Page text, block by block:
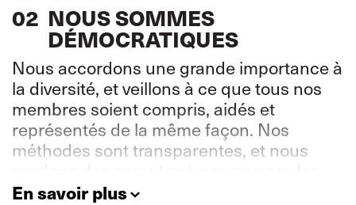
02 NOUS SOMMES
DÉMOCRATIQUES
Nous accordons une grande importance à
la diversité, et veillons à ce que tous nos
membres soient compris, aidés et
représentés de la même façon. Nos
méthodes sont transparentes, et nous
travailleuses et travailleurs et aux
En savoir plus